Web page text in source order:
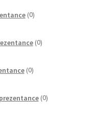
0izdelkov
0izdelkov
0izdelkov
0izdelkov